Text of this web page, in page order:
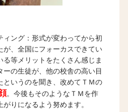
ィング：形式が変わってから初
が、全国にフォーカスできてい
る等メリットをたくさん感じま
ーの生徒が、他の校舎の高い目
というのを聞き、改めてＴＭの
。今後もそのようなＴＭを作
りになるよう努めます。